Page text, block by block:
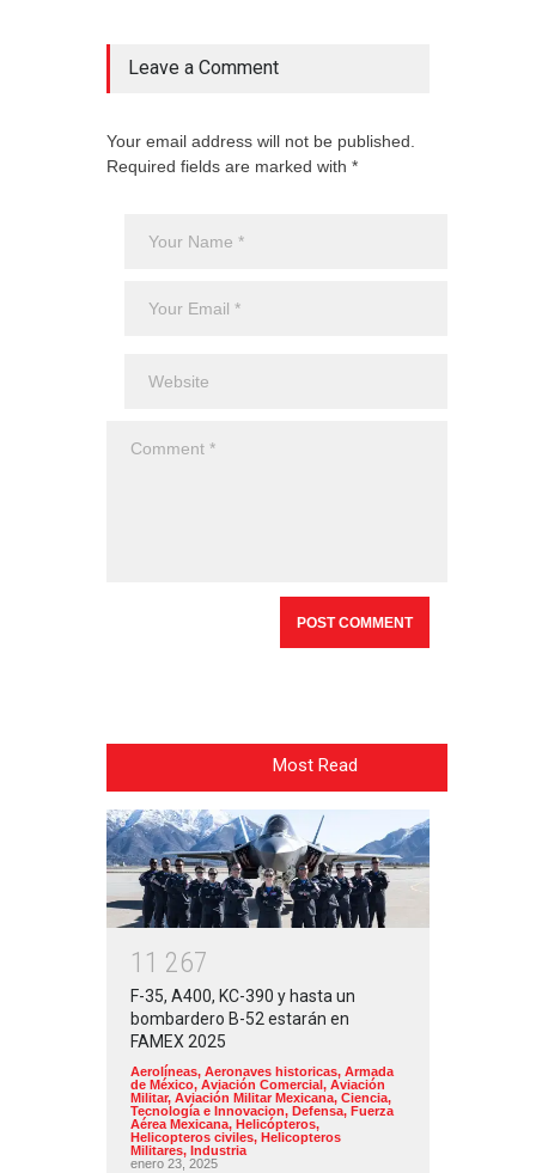
Leave a Comment
Your email address will not be published.
Required fields are marked with *
Most Read
1 1 267
F-35, A400, KC-390 y hasta un
bombardero B-52 estarán en
FAMEX 2025
Aerolíneas, Aeronaves historicas, Armada
de México, Aviación Comercial, Aviación
Militar, Aviación Militar Mexicana, Ciencia,
Tecnología e Innovacion, Defensa, Fuerza
Aérea Mexicana, Helicópteros,
Helicopteros civiles, Helicopteros
Militares, Industria
enero 23, 2025